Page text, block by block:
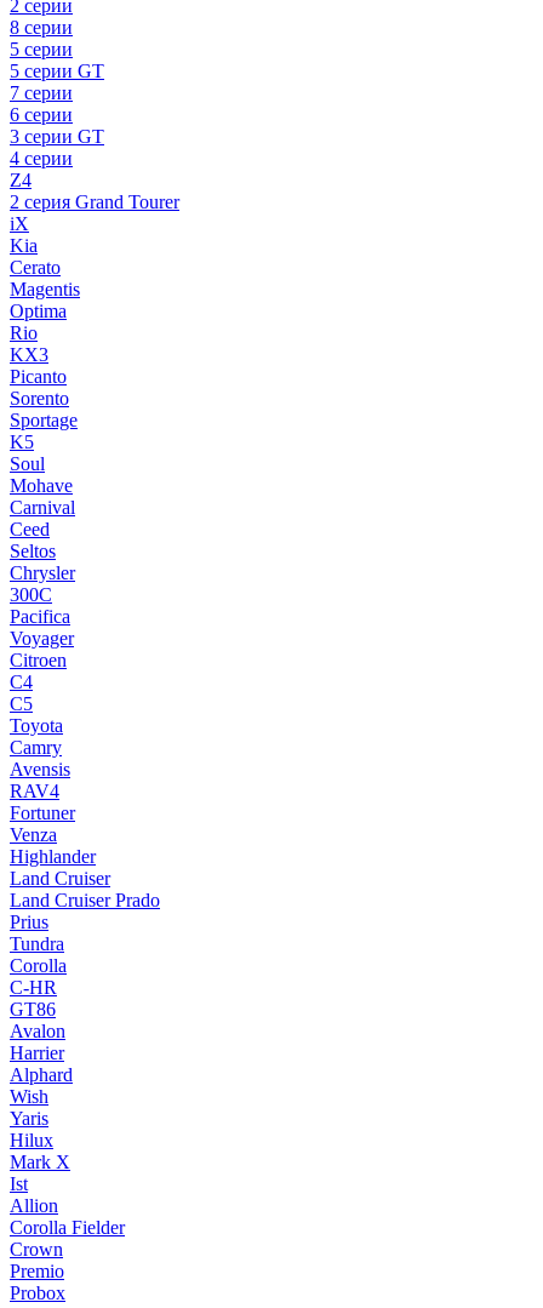
2 серии
8 серии
5 серии
5 серии GT
7 серии
6 серии
3 серии GT
4 серии
Z4
2 серия Grand Tourer
iX
Kia
Cerato
Magentis
Optima
Rio
KX3
Picanto
Sorento
Sportage
K5
Soul
Mohave
Carnival
Ceed
Seltos
Chrysler
300C
Pacifica
Voyager
Citroen
C4
C5
Toyota
Camry
Avensis
RAV4
Fortuner
Venza
Highlander
Land Cruiser
Land Cruiser Prado
Prius
Tundra
Corolla
C-HR
GT86
Avalon
Harrier
Alphard
Wish
Yaris
Hilux
Mark X
Ist
Allion
Corolla Fielder
Crown
Premio
Probox